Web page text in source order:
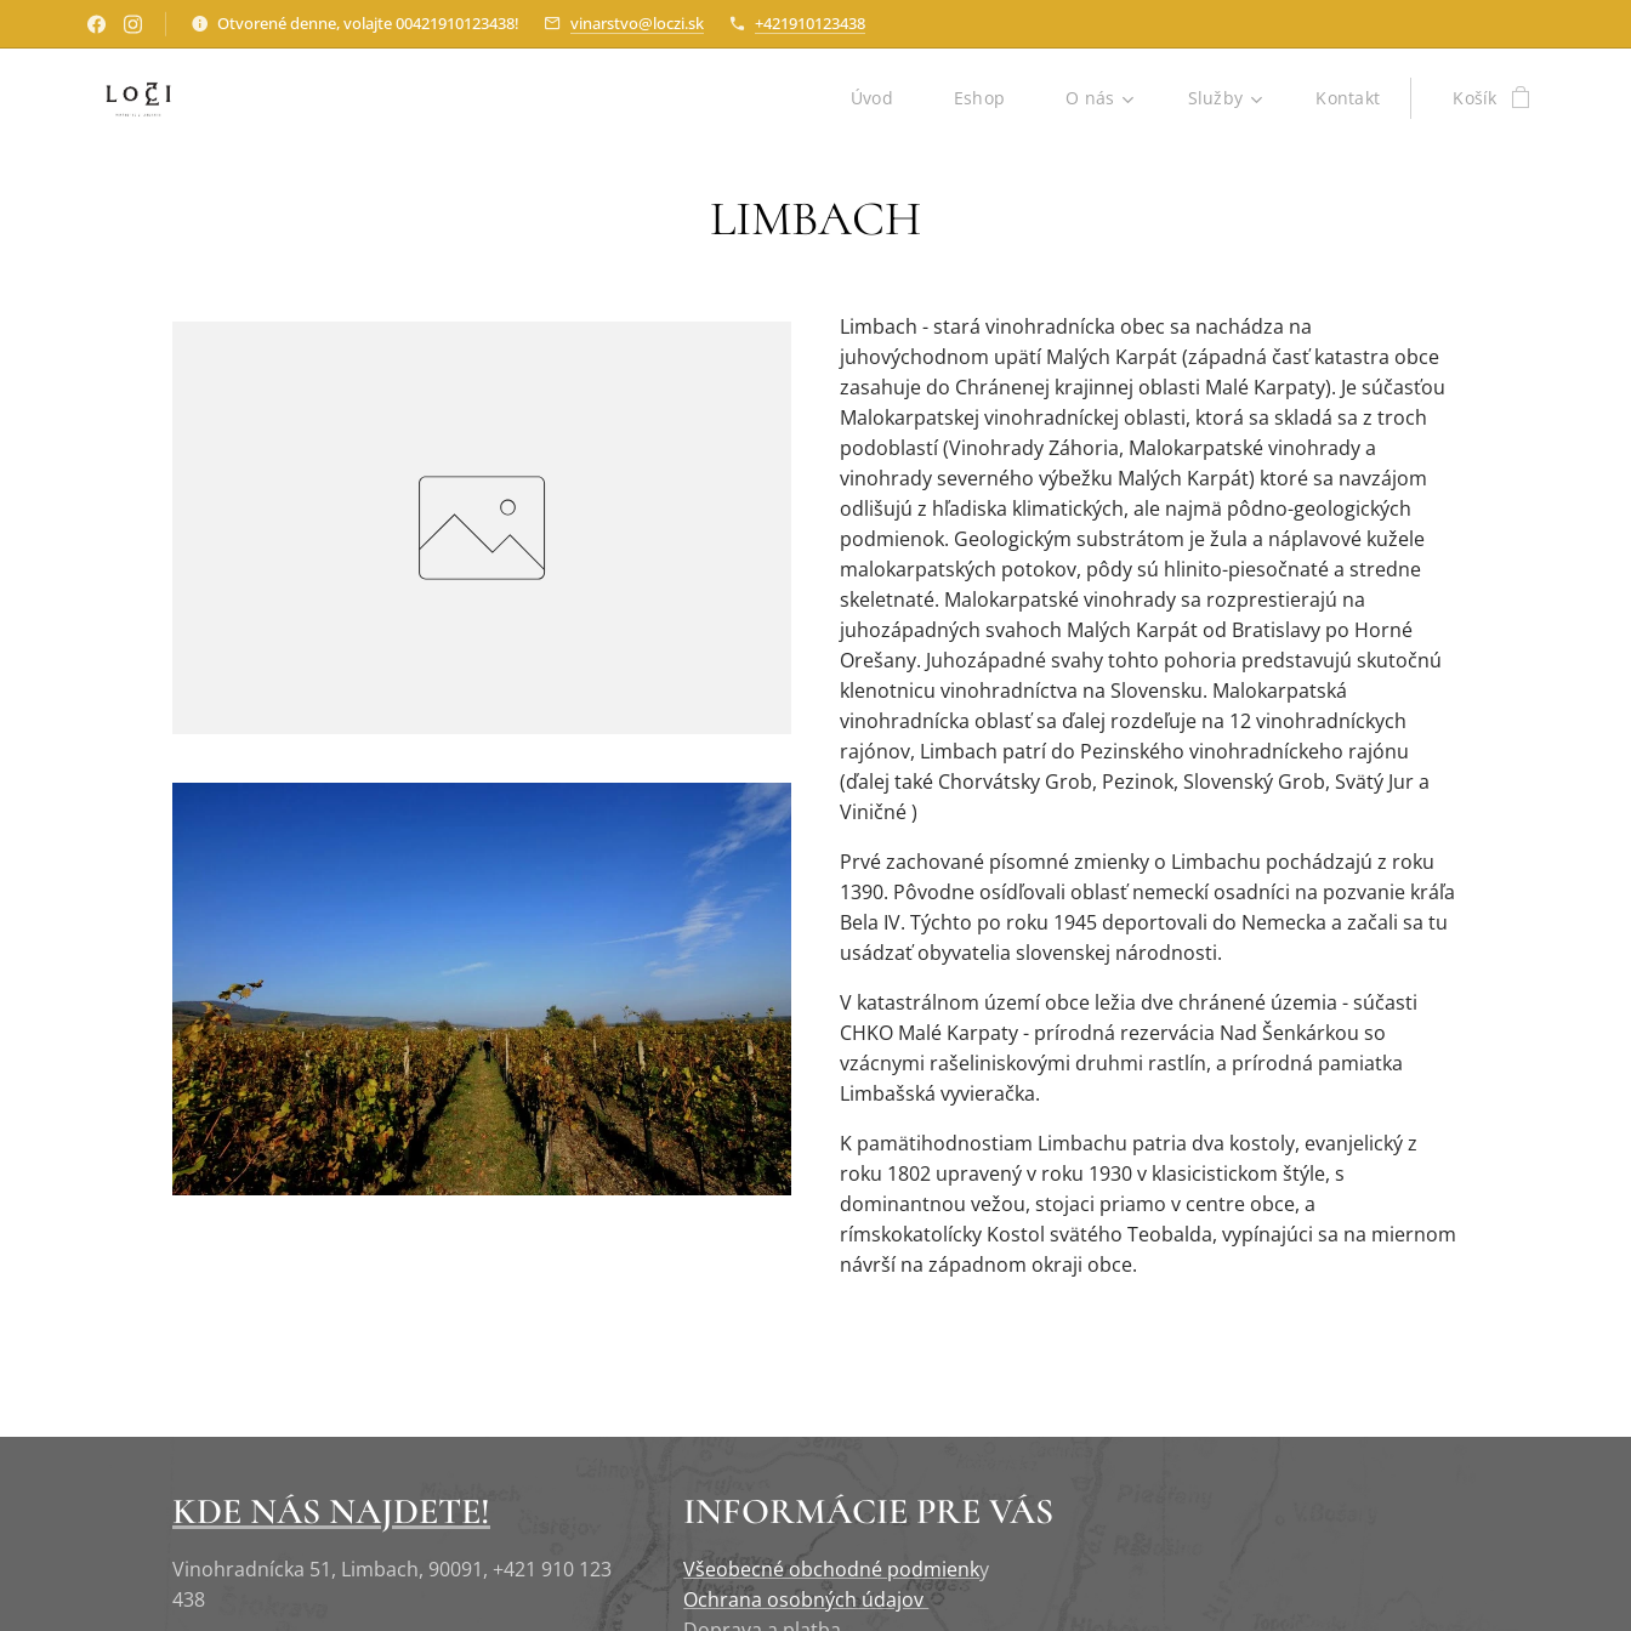
Otvorené denne, volajte 00421910123438! vinarstvo@loczi.sk +421910123438
Úvod Eshop O nás Služby Kontakt Košík
LIMBACH
Limbach - stará vinohradnícka obec sa nachádza na
juhovýchodnom upätí Malých Karpát (západná časť katastra obce
zasahuje do Chránenej krajinnej oblasti Malé Karpaty). Je súčasťou
Malokarpatskej vinohradníckej oblasti, ktorá sa skladá sa z troch
podoblastí (Vinohrady Záhoria, Malokarpatské vinohrady a
vinohrady severného výbežku Malých Karpát) ktoré sa navzájom
odlišujú z hľadiska klimatických, ale najmä pôdno-geologických
podmienok. Geologickým substrátom je žula a náplavové kužele
malokarpatských potokov, pôdy sú hlinito-piesočnaté a stredne
skeletnaté. Malokarpatské vinohrady sa rozprestierajú na
juhozápadných svahoch Malých Karpát od Bratislavy po Horné
Orešany. Juhozápadné svahy tohto pohoria predstavujú skutočnú
klenotnicu vinohradníctva na Slovensku. Malokarpatská
vinohradnícka oblasť sa ďalej rozdeľuje na 12 vinohradníckych
rajónov, Limbach patrí do Pezinského vinohradníckeho rajónu
(ďalej také Chorvátsky Grob, Pezinok, Slovenský Grob, Svätý Jur a
Viničné )
Prvé zachované písomné zmienky o Limbachu pochádzajú z roku
1390. Pôvodne osídľovali oblasť nemeckí osadníci na pozvanie kráľa
Bela IV. Týchto po roku 1945 deportovali do Nemecka a začali sa tu
usádzať obyvatelia slovenskej národnosti.
V katastrálnom území obce ležia dve chránené územia - súčasti
CHKO Malé Karpaty - prírodná rezervácia Nad Šenkárkou so
vzácnymi rašeliniskovými druhmi rastlín, a prírodná pamiatka
Limbašská vyvieračka.
K pamätihodnostiam Limbachu patria dva kostoly, evanjelický z
roku 1802 upravený v roku 1930 v klasicistickom štýle, s
dominantnou vežou, stojaci priamo v centre obce, a
rímskokatolícky Kostol svätého Teobalda, vypínajúci sa na miernom
návrší na západnom okraji obce.
KDE NÁS NAJDETE!
Vinohradnícka 51, Limbach, 90091, +421 910 123
438
INFORMÁCIE PRE VÁS
Všeobecné obchodné podmienky
Ochrana osobných údajov